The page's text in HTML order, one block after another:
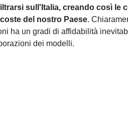
sull'Italia, creando così le
del nostro Paese.
ha un gradi di affidabilità
dei modelli.